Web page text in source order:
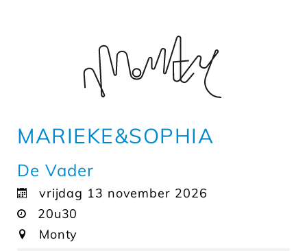
MARIEKE&SOPHIA
De Vader
vrijdag 13 november 2026
20u30
Monty